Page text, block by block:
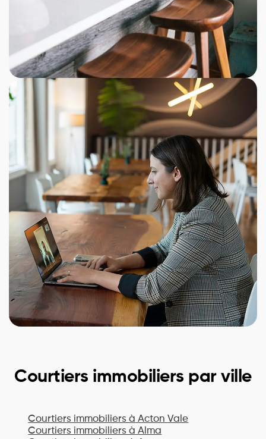
Courtiers immobiliers par ville
Courtiers immobiliers à Acton Vale
Courtiers immobiliers à Alma